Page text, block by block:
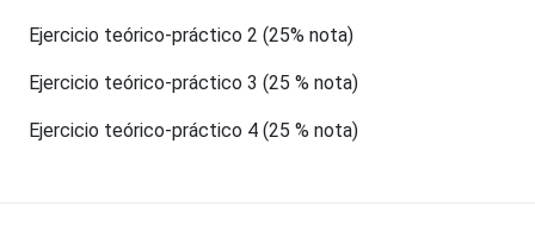
Ejercicio teórico-práctico 2 (25% nota)
Ejercicio teórico-práctico 3 (25 % nota)
Ejercicio teórico-práctico 4 (25 % nota)